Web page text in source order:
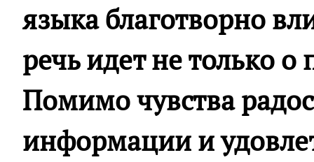
языка благотворно
речь идет не только
Помимо чувства
информации и